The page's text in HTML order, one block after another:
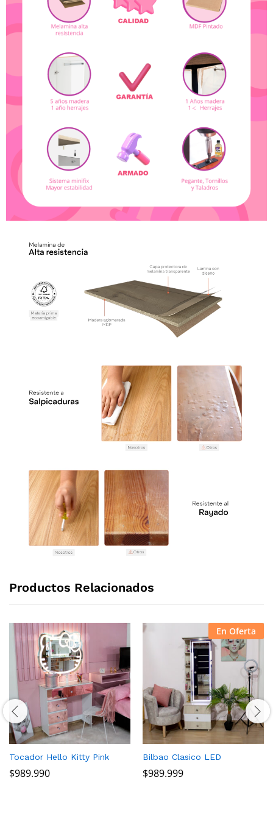
Productos Relacionados
Tocador Hello Kitty Pink
$989.990
En Oferta
Bilbao Clasico LED
$989.999